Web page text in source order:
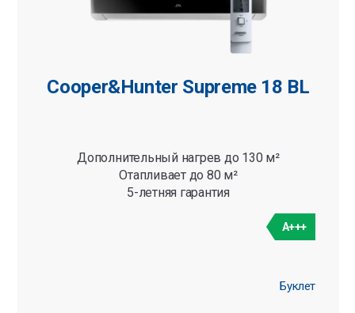
Cooper&Hunter Supreme 18 BL
Дополнительный нагрев до 130 м²
Отапливает до 80 м²
5-летняя гарантия
A+++
Буклет